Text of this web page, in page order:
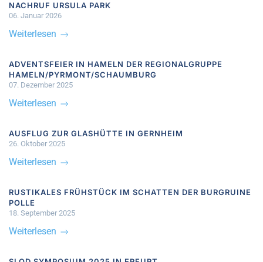
NACHRUF URSULA PARK
06. Januar 2026
Weiterlesen
ADVENTSFEIER IN HAMELN DER REGIONALGRUPPE
HAMELN/PYRMONT/SCHAUMBURG
07. Dezember 2025
Weiterlesen
AUSFLUG ZUR GLASHÜTTE IN GERNHEIM
26. Oktober 2025
Weiterlesen
RUSTIKALES FRÜHSTÜCK IM SCHATTEN DER BURGRUINE
POLLE
18. September 2025
Weiterlesen